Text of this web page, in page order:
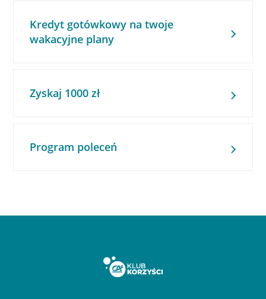
Kredyt gotówkowy na twoje
wakacyjne plany
Zyskaj 1000 zł
Program poleceń